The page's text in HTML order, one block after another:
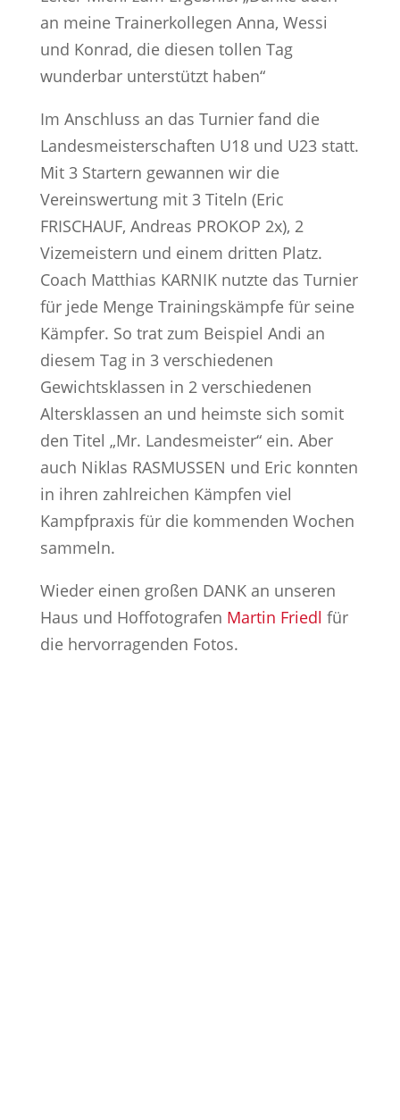
an meine Trainerkollegen Anna, Wessi
und Konrad, die diesen tollen Tag
wunderbar unterstützt haben“
Im Anschluss an das Turnier fand die
Landesmeisterschaften U18 und U23 statt.
Mit 3 Startern gewannen wir die
Vereinswertung mit 3 Titeln (Eric
FRISCHAUF, Andreas PROKOP 2x), 2
Vizemeistern und einem dritten Platz.
Coach Matthias KARNIK nutzte das Turnier
für jede Menge Trainingskämpfe für seine
Kämpfer. So trat zum Beispiel Andi an
diesem Tag in 3 verschiedenen
Gewichtsklassen in 2 verschiedenen
Altersklassen an und heimste sich somit
den Titel „Mr. Landesmeister“ ein. Aber
auch Niklas RASMUSSEN und Eric konnten
in ihren zahlreichen Kämpfen viel
Kampfpraxis für die kommenden Wochen
sammeln.
Wieder einen großen DANK an unseren
Haus und Hoffotografen Martin Friedl für
die hervorragenden Fotos.